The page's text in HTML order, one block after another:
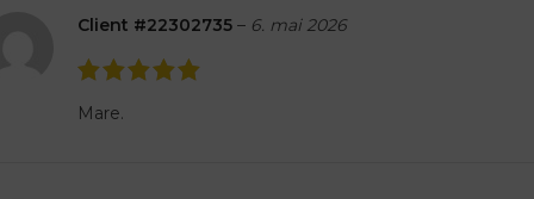
Client #22302735 – 6. mai 2026
Mare.